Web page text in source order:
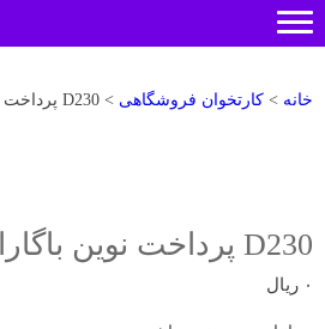
خانه > کارتخوان فروشگاهی > D230 پرداخت نوین باگارانتی ۱ ساله
D230 پرداخت نوین باگارانتی ۱ ساله
۰ ریال